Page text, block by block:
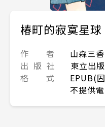
椿町的寂寞星
作 者
山森三香
出 版 社
東立出
格 式
EPUB(
不提供